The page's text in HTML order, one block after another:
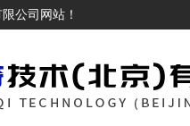
公司网站！